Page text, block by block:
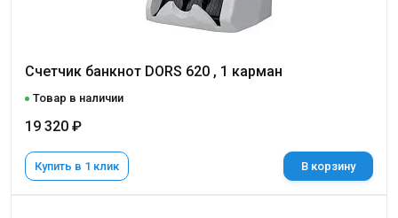
Счетчик банкнот DORS 620 , 1 карман
Товар в наличии
19 320 ₽
Купить в 1 клик В корзину